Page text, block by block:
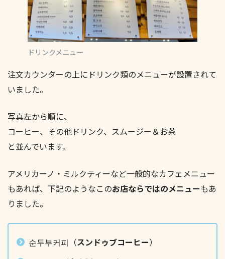
ドリンクメニュー
注文カウンターの上にドリンク類のメニューが設置されて
いました。
写真左から順に、
コーヒー、その他ドリンク、スムージー＆お茶
と並んでいます。
アメリカーノ・ミルクティーなど一般的なカフェメニュー
もあれば、下記のようなこのお店ならではのメニューもあ
りました。
순두부커피（スンドゥブコーヒー）